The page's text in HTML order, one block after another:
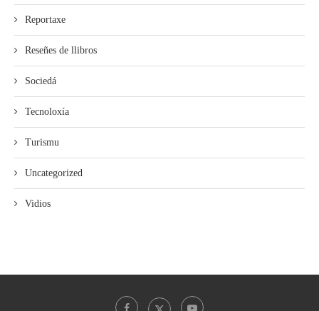
Reportaxe
Reseñes de llibros
Sociedá
Tecnoloxía
Turismu
Uncategorized
Vidios